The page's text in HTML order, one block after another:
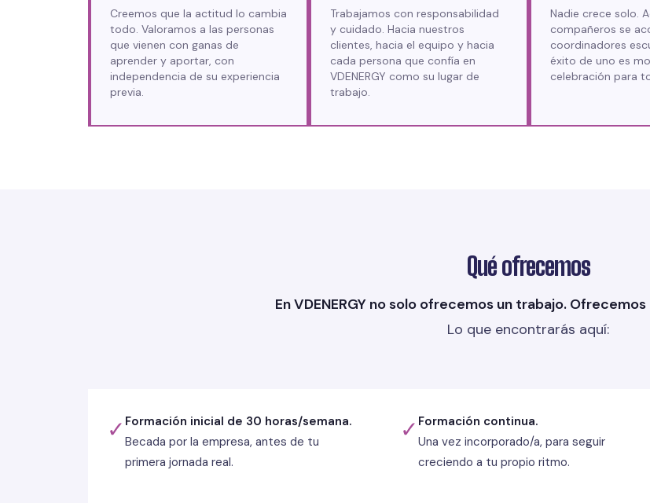
Creemos que la actitud lo cambia
todo. Valoramos a las personas
que vienen con ganas de
aprender y aportar, con
independencia de su experiencia
previa.
Trabajamos con responsabilidad
y cuidado. Hacia nuestros
clientes, hacia el equipo y hacia
cada persona que confía en
VDENERGY como su lugar de
trabajo.
Nadie crece solo.
compañeros se
coordinadores
éxito de uno es
celebración para
Qué ofrecemos
En VDENERGY no solo ofrecemos un trabajo.
Lo que encontrarás aquí:
✓ Formación inicial de 30 horas/semana.
Becada por la empresa, antes de tu
primera jornada real.
✓Formación continua.
Una vez incorporado/a, para seguir
creciendo a tu propio ritmo.